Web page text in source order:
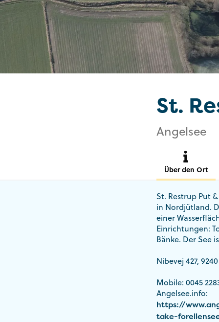
St.
Angelsee
Über den Ort
St. Restrup Put
in Nordjütland.
einer
Einrichtungen:
Bänke. Der See
Nibevej 427,
Mobile: 0045
Angelsee.info:
https://
take-